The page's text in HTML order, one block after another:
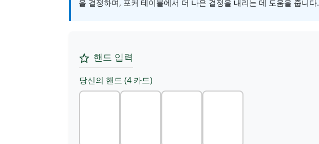
을 결정하며, 포커 테이블에서 더 나은 결정을 내리는 데 도움을 줍니다.
핸드 입력
당신의 핸드 (4 카드)